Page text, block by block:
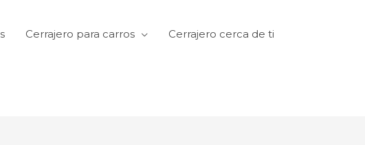
Cerrajero para carros Cerrajero cerca de ti